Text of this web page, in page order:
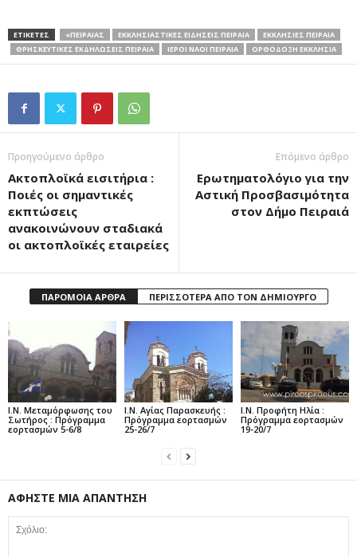
ΕΤΙΚΕΤΕΣ «ΠΕΙΡΑΙΆΣ ΕΚΚΛΗΣΙΑΣΤΙΚΈΣ ΕΙΔΉΣΕΙΣ ΠΕΙΡΑΙΆ
ΕΚΚΛΗΣΊΕΣ ΠΕΙΡΑΙΆ
ΘΡΗΣΚΕΥΤΙΚΈΣ ΕΚΔΗΛΏΣΕΙΣ ΠΕΙΡΑΙΆ
ΙΕΡΟΊ ΝΑΟΊ ΠΕΙΡΑΙΆ ΟΡΘΌΔΟΞΗ ΕΚΚΛΗΣΊΑ
Προηγούμενο άρθρο
Ακτοπλοϊκά εισιτήρια :
Ποιές οι σημαντικές
εκπτώσεις
ανακοινώνουν σταδιακά
οι ακτοπλοϊκές εταιρείες
Επόμενο άρθρο
Ερωτηματολόγιο για την
Αστική Προσβασιμότητα
στον Δήμο Πειραιά
ΠΑΡΟΜΟΙΑ ΑΡΘΡΑ ΠΕΡΙΣΣΟΤΕΡΑ ΑΠΟ ΤΟΝ ΔΗΜΙΟΥΡΓΟ
Ι.Ν. Μεταμόρφωσης του
Σωτήρος : Πρόγραμμα
εορτασμών 5-6/8
Ι.Ν. Αγίας Παρασκευής :
Πρόγραμμα εορτασμών
25-26/7
Ι.Ν. Προφήτη Ηλία :
Πρόγραμμα εορτασμών
19-20/7
ΑΦΗΣΤΕ ΜΙΑ ΑΠΑΝΤΗΣΗ